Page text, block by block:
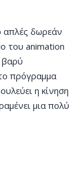
απλές δωρεάν
του animation
βαρύ
πρόγραμμα
η κίνηση
μια πολύ